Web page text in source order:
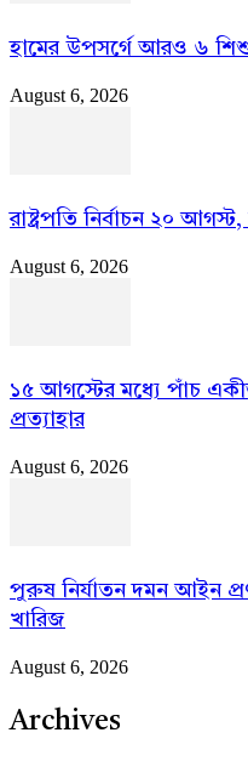
হামের উপসর্গে আরও ৬
August 6, 2026
রাষ্ট্রপতি নির্বাচন ২০
August 6, 2026
১৫ আগস্টের মধ্যে পাঁচ
প্রত্যাহার
August 6, 2026
পুরুষ নির্যাতন দমন আইন
খারিজ
August 6, 2026
Archives